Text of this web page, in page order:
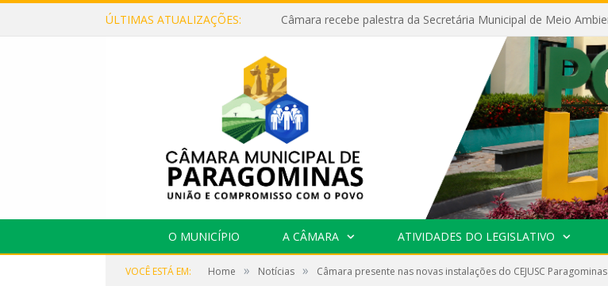
ÚLTIMAS ATUALIZAÇÕES:
O MUNICÍPIO A CÂMARA ATIVIDADES DO LEGISLATIVO
VOCÊ ESTÁ EM: Home » Notícias » Câmara presente nas novas instalações do CEJUSC Paragominas